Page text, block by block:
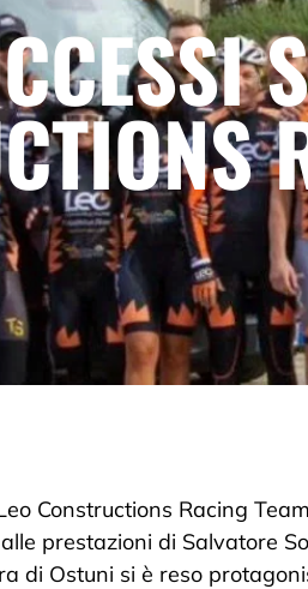
Constructions Racing
prestazioni di Salvatore
di Ostuni si è reso